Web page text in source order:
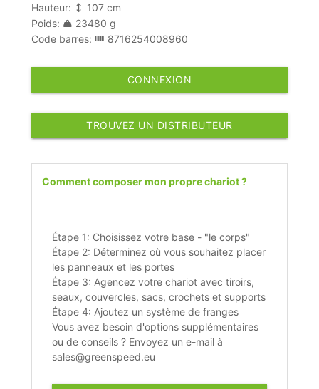
Hauteur:
107 cm
Poids:
23480 g
Code barres:
8716254008960
CONNEXION
TROUVEZ UN DISTRIBUTEUR
Comment composer mon propre chariot ?
Étape 1: Choisissez votre base - "le corps"
Étape 2: Déterminez où vous souhaitez placer
les panneaux et les portes
Étape 3: Agencez votre chariot avec tiroirs,
seaux, couvercles, sacs, crochets et supports
Étape 4: Ajoutez un système de franges
Vous avez besoin d'options supplémentaires
ou de conseils ? Envoyez un e-mail à
sales@greenspeed.eu